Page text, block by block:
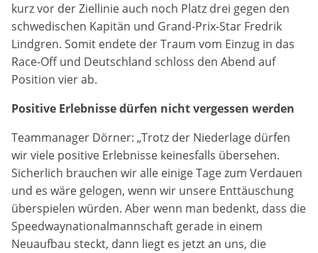
kurz vor der Ziellinie auch noch Platz drei gegen den
schwedischen Kapitän und Grand-Prix-Star Fredrik
Lindgren. Somit endete der Traum vom Einzug in das
Race-Off und Deutschland schloss den Abend auf
Position vier ab.
Positive Erlebnisse dürfen nicht vergessen werden
Teammanager Dörner: „Trotz der Niederlage dürfen
wir viele positive Erlebnisse keinesfalls übersehen.
Sicherlich brauchen wir alle einige Tage zum Verdauen
und es wäre gelogen, wenn wir unsere Enttäuschung
überspielen würden. Aber wenn man bedenkt, dass die
Speedwaynationalmannschaft gerade in einem
Neuaufbau steckt, dann liegt es jetzt an uns, die
Cookie Laufzeit:
24 Monate
Um Inhalte von Videoplattformen und weiteren externen
Cookies gesetzt. Die Einbindung kann bei Bedarf einzeln
aktiviert werden.
YouTube
Anbieter:
Google LLC